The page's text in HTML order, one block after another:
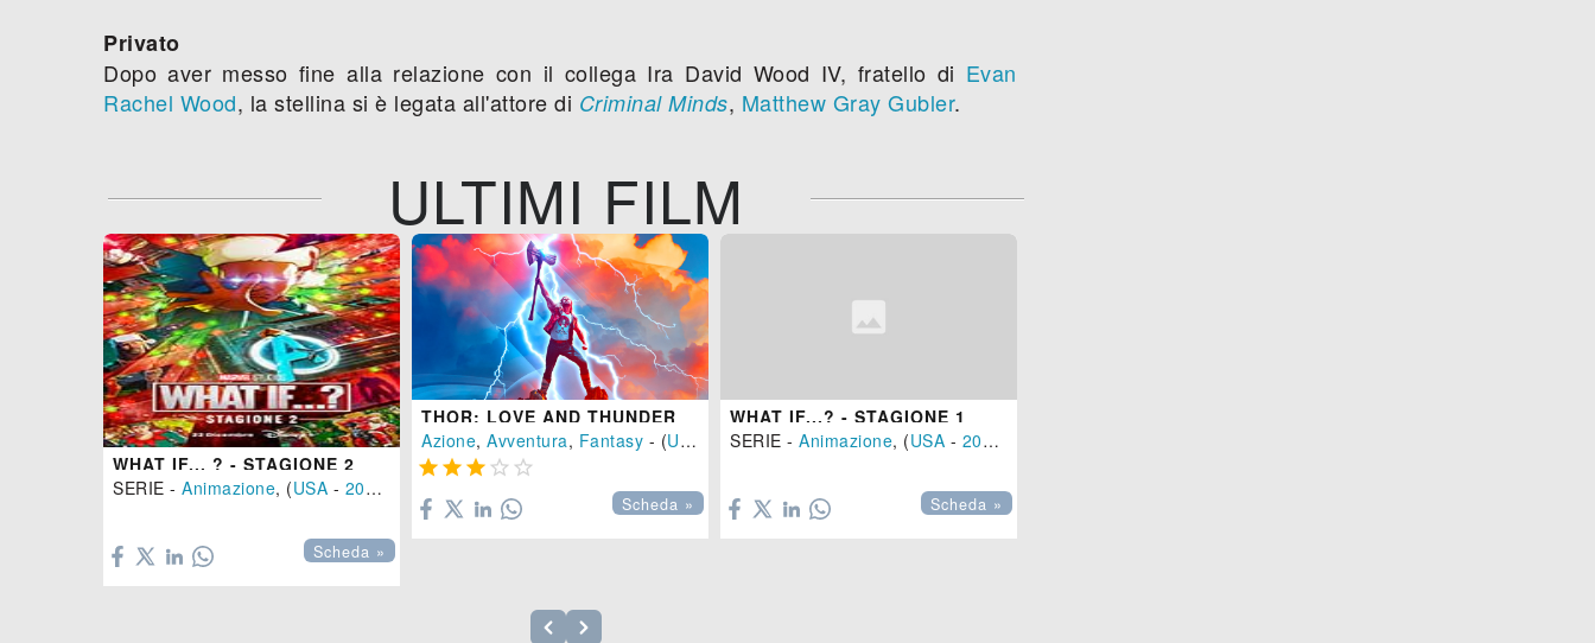
Privato
Dopo aver messo fine alla relazione con il collega Ira David Wood IV, fratello di Evan
Rachel Wood, la stellina si è legata all'attore di Criminal Minds, Matthew Gray Gubler.
ULTIMI FILM
WHAT IF... ? - STAGIONE 2
SERIE - Animazione, (USA - 2023
Scheda »
THOR: LOVE AND THUNDER
Azione, Avventura, Fantasy - (USA 2022), 119 min.
    
Scheda »
WHAT IF...? - STAGIONE 1
SERIE - Animazione, (USA - 2021
Scheda »